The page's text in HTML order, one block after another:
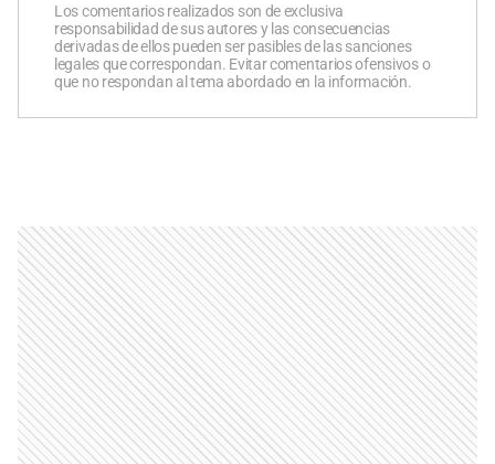
Los comentarios realizados son de exclusiva
responsabilidad de sus autores y las consecuencias
derivadas de ellos pueden ser pasibles de las sanciones
legales que correspondan. Evitar comentarios ofensivos o
que no respondan al tema abordado en la información.